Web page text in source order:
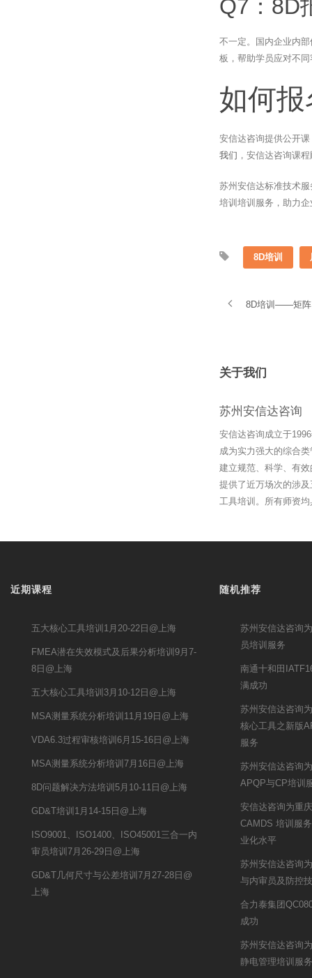
Q7：8D
不一定。国内企业内
板，帮助学员应对不
如何
安信达咨询提供公开
我们 ，安信达咨询课
苏州安信达标准技术
培训培训服务，助力
8D培训
8D培训——矩阵
关于我们
苏州安信达咨询
安信达咨询成立于
成为实力强大的综合
建立规范、科学、有
提供了近万场次的涉
工具培训。所有师资
近期课程
五大核心工具培训1月20-22日@上海
FMEA潜在失效模式及后果分析培训9月7-
8日@上海
五大核心工具培训3月10-12日@上海
MSA测量系统分析培训11月19日@上海
VDA6.3过程审核培训6月15-16日@上海
MSA测量系统分析培训7月16日@上海
8D问题解决方法培训5月10-11日@上海
GD&T培训1月14-15日@上海
ISO9001、ISO1400、ISO45001三合一内
审员培训7月26-29日@上海
GD&T几何尺寸与公差培训7月27-28日@
上海
随机推荐
苏州安信达咨询
员培训服务
南通十和田
满成功
苏州安信达咨询
核心工具之新版
服务
苏州安信达咨询
APQP与CP培训
安信达咨询为重
CAMDS 培训服
业化水平
苏州安信达咨询
与内审员及防控
合力泰集团
成功
苏州安信达咨询
静电管理培训服务